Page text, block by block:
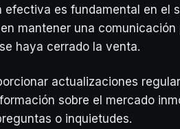
efectiva es fundamental en el
mantener una
haya cerrado la venta.
actualizaciones
sobre el mercado
o inquietudes.